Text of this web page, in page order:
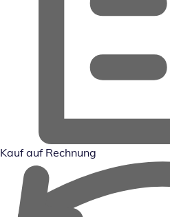
Kauf auf Rechnung